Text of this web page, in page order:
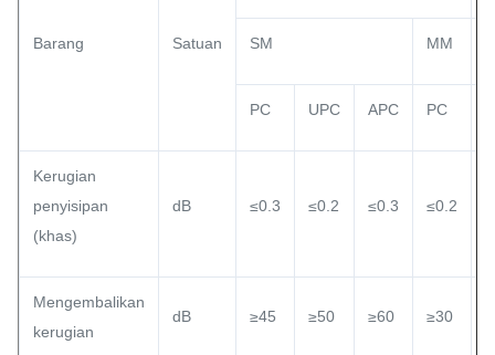
Barang Satuan SM MM
PC UPC APC PC
Kerugian
penyisipan
(khas)
dB ≤0.3 ≤0.2 ≤0.3 ≤0.2
Mengembalikan
kerugian
dB ≥45 ≥50 ≥60 ≥30